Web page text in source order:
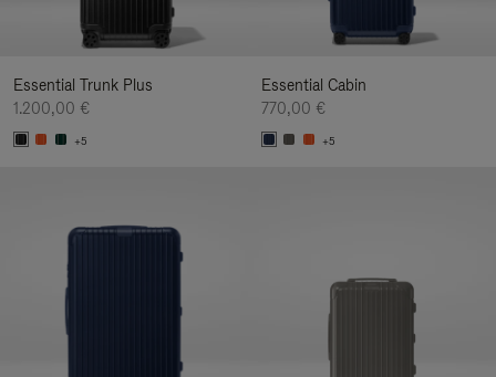
Essential Trunk Plus
1.200,00 €
+5
Essential Cabin
770,00 €
+5